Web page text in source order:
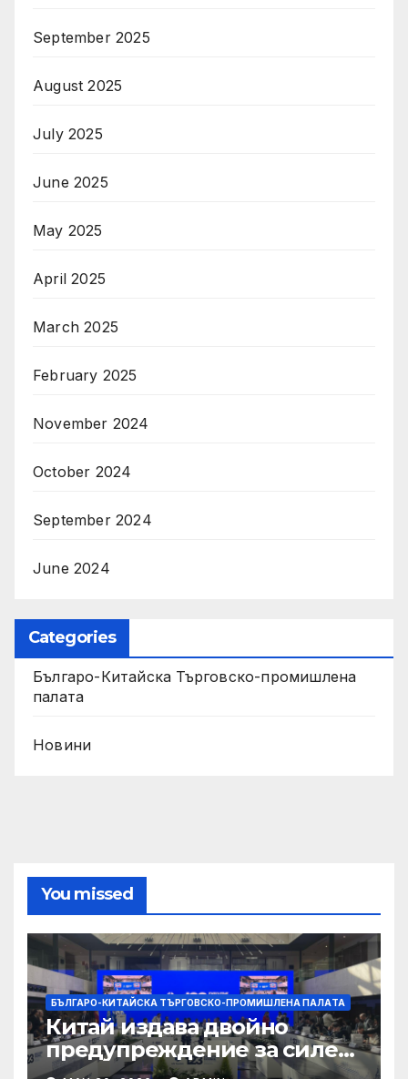
September 2025
August 2025
July 2025
June 2025
May 2025
April 2025
March 2025
February 2025
November 2024
October 2024
September 2024
June 2024
Categories
Българо-Китайска Търговско-промишлена
палaта
Новини
You missed
БЪЛГАРО-КИТАЙСКА ТЪРГОВСКО-ПРОМИШЛЕНА ПАЛAТА
Китай издава двойно
предупреждение за силен
дъжд и пясъчни бури